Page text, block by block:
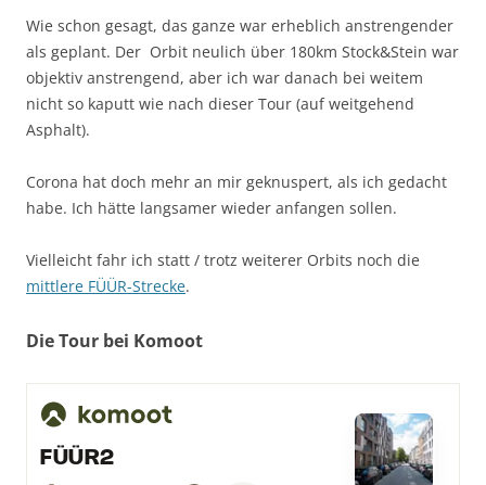
Wie schon gesagt, das ganze war erheblich anstrengender
als geplant. Der Orbit neulich über 180km Stock&Stein war
objektiv anstrengend, aber ich war danach bei weitem
nicht so kaputt wie nach dieser Tour (auf weitgehend
Asphalt).
Corona hat doch mehr an mir geknuspert, als ich gedacht
habe. Ich hätte langsamer wieder anfangen sollen.
Vielleicht fahr ich statt / trotz weiterer Orbits noch die
mittlere FÜÜR-Strecke.
Die Tour bei Komoot